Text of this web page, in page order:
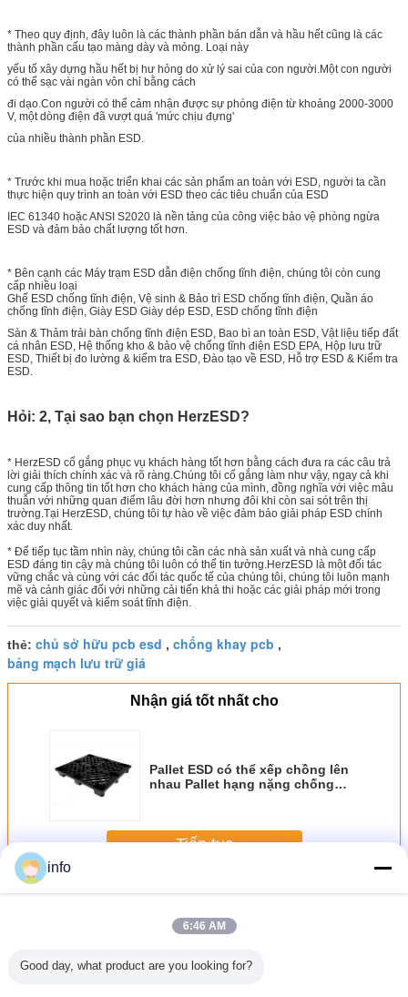
* Theo quy định, đây luôn là các thành phần bán dẫn và hầu hết cũng là các
thành phần cấu tạo màng dày và mỏng. Loại này
yếu tố xây dựng hầu hết bị hư hỏng do xử lý sai của con người.Một con người
có thể sạc vài ngàn vôn chỉ bằng cách
đi dạo.Con người có thể cảm nhận được sự phóng điện từ khoảng 2000-3000
V, một dòng điện đã vượt quá 'mức chịu đựng'
của nhiều thành phần ESD.
* Trước khi mua hoặc triển khai các sản phẩm an toàn với ESD, người ta cần
thực hiện quy trình an toàn với ESD theo các tiêu chuẩn của ESD
IEC 61340 hoặc ANSI S2020 là nền tảng của công việc bảo vệ phòng ngừa
ESD và đảm bảo chất lượng tốt hơn.
* Bên cạnh các Máy trạm ESD dẫn điện chống tĩnh điện, chúng tôi còn cung
cấp nhiều loại
Ghế ESD chống tĩnh điện, Vệ sinh & Bảo trì ESD chống tĩnh điện, Quần áo
chống tĩnh điện, Giày ESD Giày dép ESD, ESD chống tĩnh điện
Sàn & Thảm trải bàn chống tĩnh điện ESD, Bao bì an toàn ESD, Vật liệu tiếp đất
cá nhân ESD, Hệ thống kho & bảo vệ chống tĩnh điện ESD EPA, Hộp lưu trữ
ESD, Thiết bị đo lường & kiểm tra ESD, Đào tạo về ESD, Hỗ trợ ESD & Kiểm tra
ESD.
Hỏi: 2, Tại sao bạn chọn HerzESD?
* HerzESD cố gắng phục vụ khách hàng tốt hơn bằng cách đưa ra các câu trả
lời giải thích chính xác và rõ ràng.Chúng tôi cố gắng làm như vậy, ngay cả khi
cung cấp thông tin tốt hơn cho khách hàng của mình, đồng nghĩa với việc mâu
thuẫn với những quan điểm lâu đời hơn nhưng đôi khi còn sai sót trên thị
trường.Tại HerzESD, chúng tôi tự hào về việc đảm bảo giải pháp ESD chính
xác duy nhất.
* Để tiếp tục tầm nhìn này, chúng tôi cần các nhà sản xuất và nhà cung cấp
ESD đáng tin cậy mà chúng tôi luôn có thể tin tưởng.HerzESD là một đối tác
vững chắc và cùng với các đối tác quốc tế của chúng tôi, chúng tôi luôn mạnh
mẽ và cảnh giác đối với những cải tiến khả thi hoặc các giải pháp mới trong
việc giải quyết và kiểm soát tĩnh điện.
thẻ: chủ sở hữu pcb esd , chống khay pcb ,
bảng mạch lưu trữ giá
Nhận giá tốt nhất cho
Pallet ESD có thể xếp chồng lên
nhau Pallet hạng nặng chống
Tiếp tục
HơnGiá đỡ PCB PCB
info
6:46 AM
Good day, what product are you looking for?